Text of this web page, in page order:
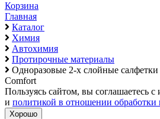
Корзина
Главная
Каталог
Химия
Автохимия
Протирочные материалы
Одноразовые 2-х слойные салфетки
Comfort
Пользуясь сайтом, вы соглашаетесь
и политикой в отношении
Хорошо